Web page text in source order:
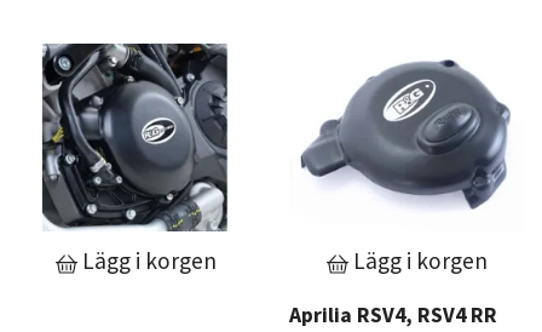
Lägg i korgen Lägg i korgen
Aprilia RSV4, RSV4 RR